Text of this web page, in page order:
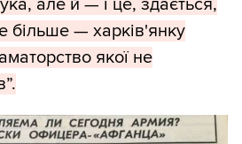
але й — і це, здається,
більше — харків'янку
якої не